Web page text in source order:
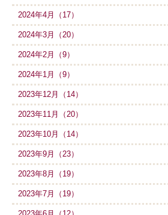
2024年4月（17）
2024年3月（20）
2024年2月（9）
2024年1月（9）
2023年12月（14）
2023年11月（20）
2023年10月（14）
2023年9月（23）
2023年8月（19）
2023年7月（19）